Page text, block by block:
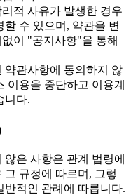
적 사유가 발생한 경우
할 수 있으며, 약관을 변
이 "공지사항"을 통해
관사항에 동의하지 않
이용을 중단하고 이용계
니다.
은 사항은 관계 법령에
그 규정에 따르며, 그렇
반적인 관례에 따릅니다.